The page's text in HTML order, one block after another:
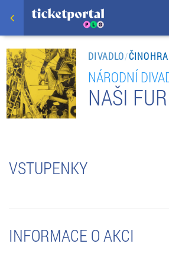
DIVADLO/ČINOHRA
NÁRODNÍ
NAŠI
VSTUPENKY
INFORMACE O AKCI